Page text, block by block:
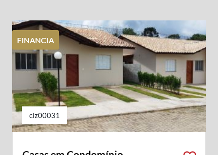
FINANCIA
clz00031